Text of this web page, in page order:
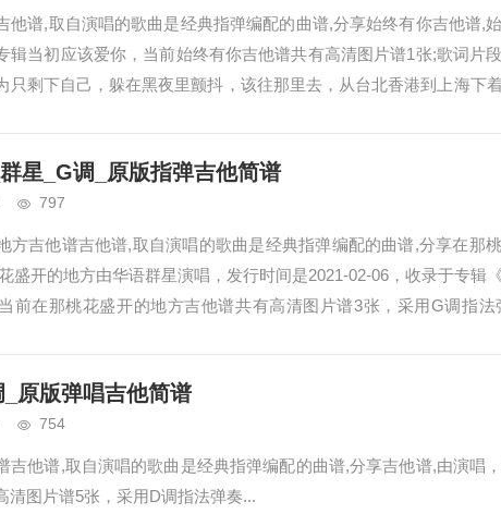
他谱,取自演唱的歌曲是经典指弹编配的曲谱,分享始终有你吉他谱,
辑当初应该爱你，当前始终有你吉他谱共有高清图片谱1张;歌词片
只剩下自己，躲在黑夜里颤抖，该往那里去，从台北香港到上海下着
星_G调_原版指弹吉他简谱
797
方吉他谱吉他谱,取自演唱的歌曲是经典指弹编配的曲谱,分享在那
盛开的地方由华语群星演唱，发行时间是2021-02-06，收录于专辑
前在那桃花盛开的地方吉他谱共有高清图片谱3张，采用G调指法
原版弹唱吉他简谱
754
吉他谱,取自演唱的歌曲是经典指弹编配的曲谱,分享吉他谱,由演唱
清图片谱5张，采用D调指法弹奏...